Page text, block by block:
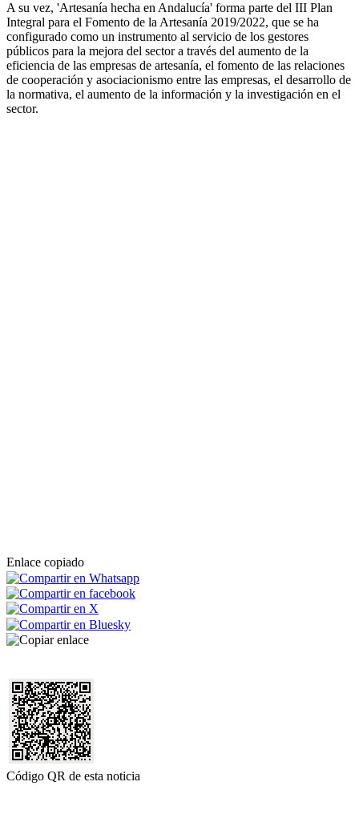
A su vez, 'Artesanía hecha en Andalucía' forma parte del III Plan
Integral para el Fomento de la Artesanía 2019/2022, que se ha
configurado como un instrumento al servicio de los gestores
públicos para la mejora del sector a través del aumento de la
eficiencia de las empresas de artesanía, el fomento de las relaciones
de cooperación y asociacionismo entre las empresas, el desarrollo de
la normativa, el aumento de la información y la investigación en el
sector.
Enlace copiado
Código QR de esta noticia